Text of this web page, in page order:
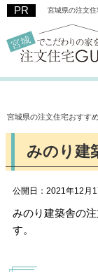
宮城県の注文住
宮城県の注文住宅おすす
みのり建
公開日： 2021年12月
みのり建築舎の
す。